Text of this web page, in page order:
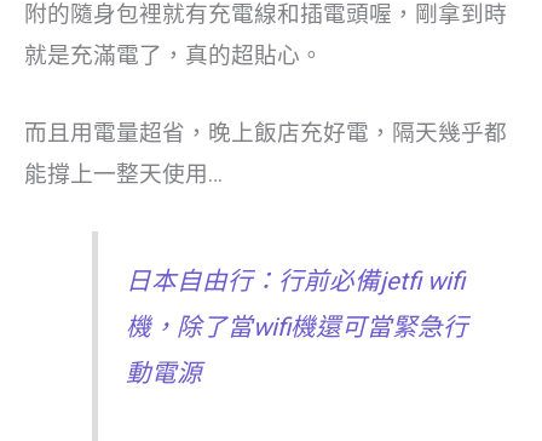
附的隨身包裡就有充電線和插電頭喔，剛拿到時
就是充滿電了，真的超貼心。
而且用電量超省，晚上飯店充好電，隔天幾乎都
能撐上一整天使用…
日本自由行：行前必備jetfi wifi
機，除了當wifi機還可當緊急行
動電源